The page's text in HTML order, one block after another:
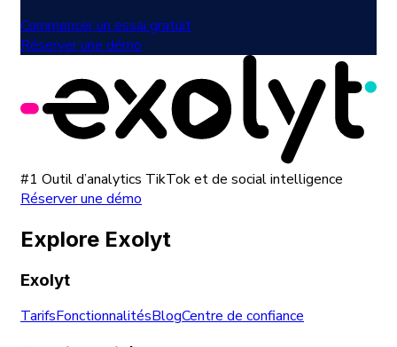
Commencer un essai gratuit
Réserver une démo
#1 Outil d’analytics TikTok et de social intelligence
Réserver une démo
Explore Exolyt
Exolyt
TarifsFonctionnalitésBlogCentre de confiance